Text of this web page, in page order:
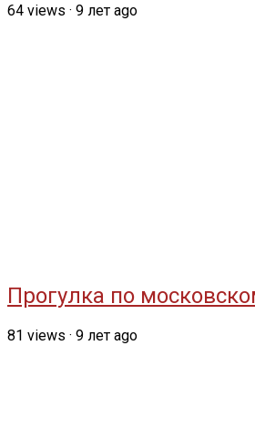
64 views · 9 лет ago
Прогулка по
81 views · 9 лет ago